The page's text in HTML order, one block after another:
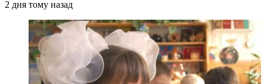
2 дня тому назад